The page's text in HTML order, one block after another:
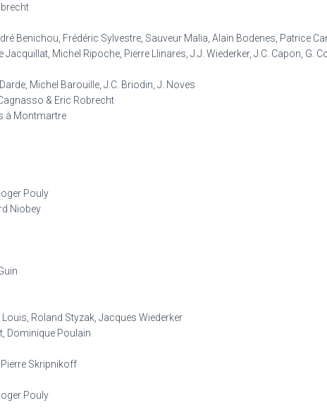
Benichou, Frédéric Sylvestre, Sauveur Malia, Alain Bodenes, Patrice
Michel Ripoche, Pierre Llinares, J.J. Wiederker, J.C. Capon, G.
Michel Barouille, J.C. Briodin, J. Noves
& Eric Robrecht
à Montmartre
Pouly
Niobey
Roland Styzak, Jacques Wiederker
Dominique Poulain
Skripnikoff
Pouly